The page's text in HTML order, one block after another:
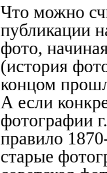
Что можно
публикации
фото,
(история
концом
А если
фотографии
правило
старые